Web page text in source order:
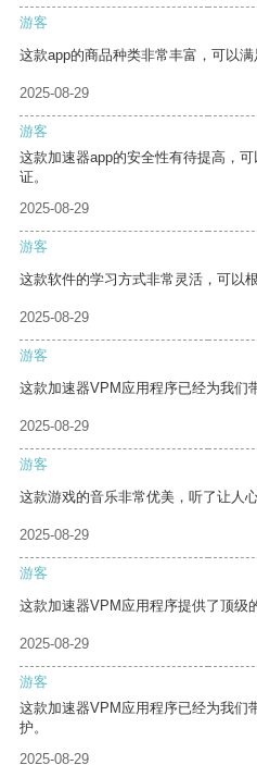
游客
这款app的商品种类非常丰富，可以满
2025-08-29
游客
这款加速器app的安全性有待提高，
证。
2025-08-29
游客
这款软件的学习方式非常灵活，可以
2025-08-29
游客
这款加速器VPM应用程序已经为我们
2025-08-29
游客
这款游戏的音乐非常优美，听了让人心
2025-08-29
游客
这款加速器VPM应用程序提供了顶级
2025-08-29
游客
这款加速器VPM应用程序已经为我们
护。
2025-08-29